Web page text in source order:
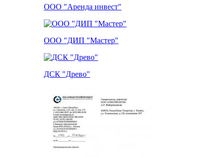
ООО "Аренда инвест"
ООО "ДИП "Мастер"
ДСК "Древо"